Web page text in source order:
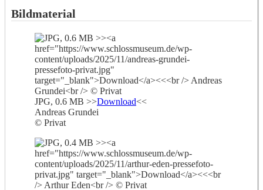
Bildmaterial
JPG, 0.6 MB >>Download<<
Andreas Grundei
© Privat